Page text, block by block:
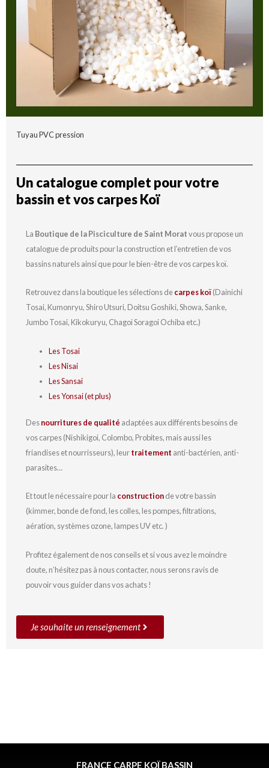
Tuyau PVC pression
Un catalogue complet pour votre
bassin et vos carpes Koï
La Boutique de la Pisciculture de Saint Moratvous propose un
catalogue de produits pour la construction et l’entretien de vos
bassins naturels ainsi que pour le bien-être de vos carpes koï.
Retrouvez dans la boutique les sélections decarpes koï(Dainichi
Tosai, Kumonryu, Shiro Utsuri, Doitsu Goshiki, Showa, Sanke,
Jumbo Tosai, Kikokuryu, Chagoi Soragoi Ochiba etc.)
Les Tosai
Les Nisai
Les Sansai
Les Yonsai (et plus)
Desnourritures de qualité adaptées aux différents besoins de
vos carpes (Nishikigoi, Colombo, Probites, mais aussi les
friandises et nourrisseurs), leurtraitement anti-bactérien, anti-
parasites…
Et tout le nécessaire pour la constructionde votre bassin
(kimmer, bonde de fond, les colles, les pompes, filtrations,
aération, systèmes ozone, lampes UV etc. )
Profitez également de nos conseils et si vous avez le moindre
doute, n’hésitez pas à nous contacter, nous serons ravis de
pouvoir vous guider dans vos achats !
Je souhaite un renseignement
FRANCE CARPE KOÏ BASSIN